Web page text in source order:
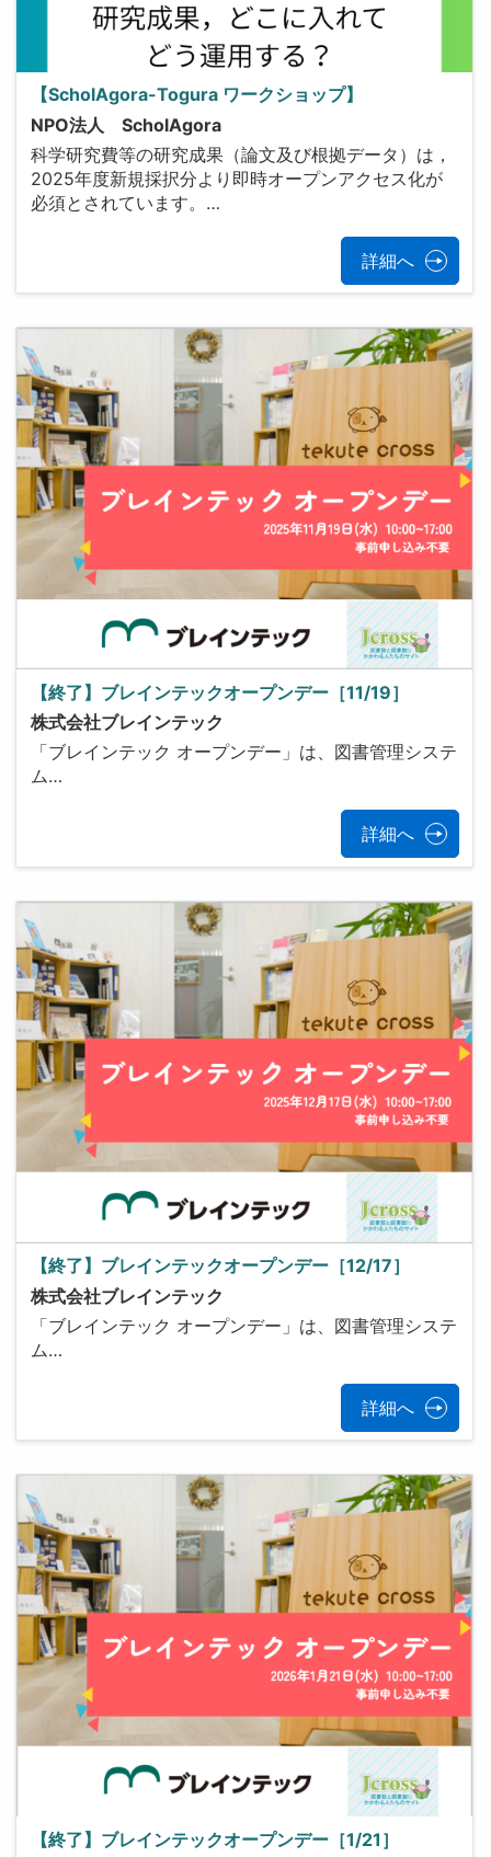
【ScholAgora-Togura ワークショップ】
NPO法人 ScholAgora
科学研究費等の研究成果（論文及び根拠データ）は，
2025年度新規採択分より即時オープンアクセス化が
必須とされています。…
詳細へ
【終了】ブレインテックオープンデー［11/19］
株式会社ブレインテック
「ブレインテック オープンデー」は、図書管理システ
ム…
詳細へ
【終了】ブレインテックオープンデー［12/17］
株式会社ブレインテック
「ブレインテック オープンデー」は、図書管理システ
ム…
詳細へ
【終了】ブレインテックオープンデー［1/21］